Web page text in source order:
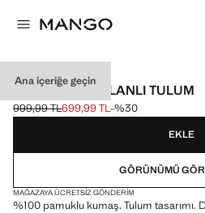
Ana içeriğe geçin
ASIMETRIK VOLANLI TULUM
Üstü çizili ilk fiyat [999,99 TL ]
999,99 TL
Güncel fiyat [699,99 TL ]
699,99 TL-%30
Bir renk seçin
EKLE
GÖRÜNÜMÜ
MAĞAZAYA ÜCRETSIZ GÖNDERIM
%100 pamuklu kumaş. Tulum tasarımı.